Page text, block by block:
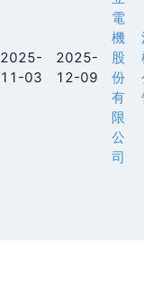
2025-
11-03
2025-
12-09
電
機
股
份
有
限
公
司